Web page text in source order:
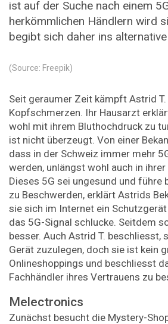
ist auf der Suche nach einem
herkömmlichen Händlern wird
begibt sich daher ins
(Source: Freepik)
Seit geraumer Zeit kämpft Astrid
Kopfschmerzen. Ihr Hausarzt
wohl mit ihrem Bluthochdruck zu
ist nicht überzeugt. Von einer
dass in der Schweiz immer mehr
werden, unlängst wohl auch in
Dieses 5G sei ungesund und führe
zu Beschwerden, erklärt As­trids
sie sich im Internet ein
das 5G-Signal schlucke. Seitdem
besser. Auch Astrid T. beschliesst,
Gerät zuzulegen, doch sie ist kein
Onlineshoppings und beschliesst
Fachhändler ihres Vertrauens zu
Melectronics
Zunächst besucht die Mystery-